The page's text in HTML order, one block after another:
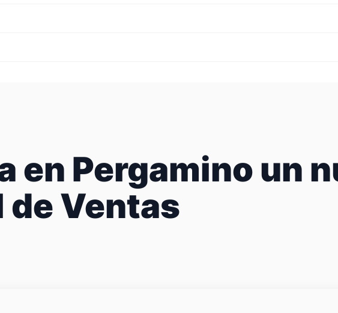
en Pergamino un
de Ventas